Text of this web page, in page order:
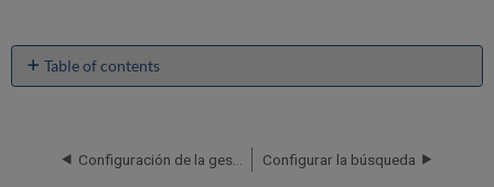
Table of contents
No
Configurar la búsqueda